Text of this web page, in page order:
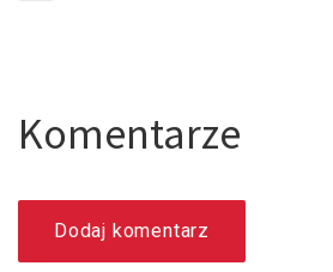
Komentarze
Dodaj komentarz